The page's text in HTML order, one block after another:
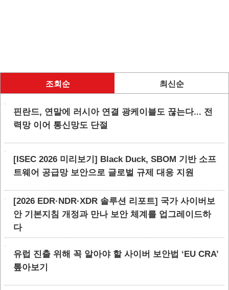
조회순 최신순
핀란드, 연말에 러시아 연결 광케이블도 끊는다... 전
력망 이어 통신망도 단절
[ISEC 2026 미리보기] Black Duck, SBOM 기반 소프
트웨어 공급망 보안으로 글로벌 규제 대응 지원
[2026 EDR·NDR·XDR 솔루션 리포트] 국가 사이버보
안 기본지침 개정과 만나 보안 체계를 업그레이드하
다
유럽 진출 위해 꼭 알아야 할 사이버 보안법 ‘EU CRA’
톺아보기